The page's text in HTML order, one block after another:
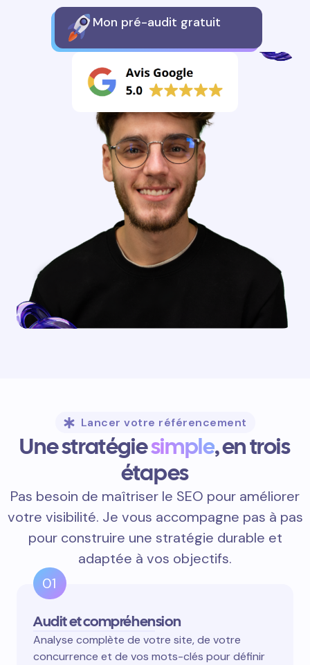
Mon pré-audit gratuit
Lancer votre référencement
Une stratégiesimple, en trois
étapes
Pas besoin de maîtriser le SEO pour améliorer
votre visibilité. Je vous accompagne pas à pas
pour construire une stratégie durable et
adaptée à vos objectifs.
01
Audit et compréhension
Analyse complète de votre site, de votre
concurrence et de vos mots-clés pour définir